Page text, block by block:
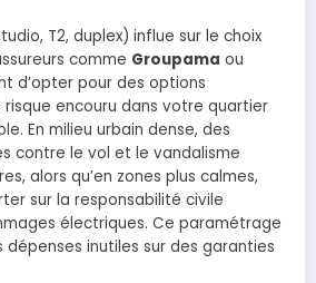
T2, duplex) influe sur le choix
comme Groupama ou
d’opter pour des options
risque encouru dans votre quartier
En milieu urbain dense, des
contre le vol et le vandalisme
alors qu’en zones plus calmes,
sur la responsabilité civile
électriques. Ce paramétrage
inutiles sur des garanties